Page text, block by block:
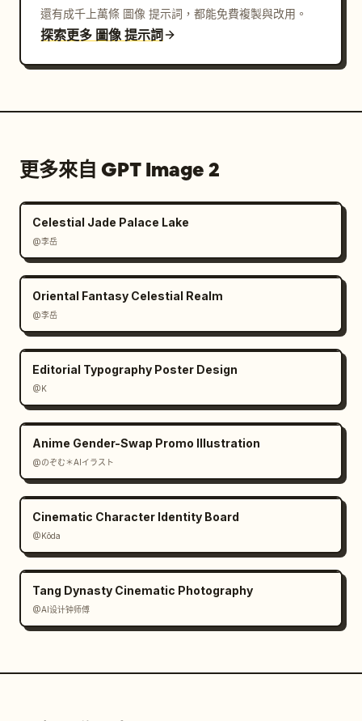
還有成千上萬條 圖像 提示詞，都能免費複製與改用。
探索更多 圖像 提示詞
更多來自 GPT Image 2
Celestial Jade Palace Lake
@李岳
Oriental Fantasy Celestial Realm
@李岳
Editorial Typography Poster Design
@K
Anime Gender-Swap Promo Illustration
@のぞむ＊AIイラスト
Cinematic Character Identity Board
@Kōda
Tang Dynasty Cinematic Photography
@AI设计钟师傅